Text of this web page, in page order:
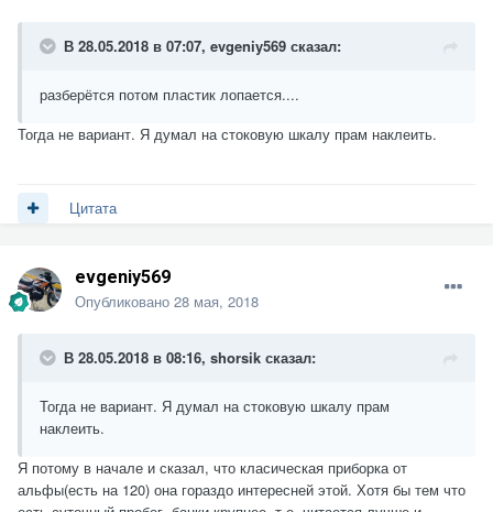
В 28.05.2018 в 07:07, evgeniy569 сказал:
разберётся потом пластик лопается....
Тогда не вариант. Я думал на стоковую шкалу прам наклеить.
Цитата
evgeniy569
Опубликовано 28 мая, 2018
В 28.05.2018 в 08:16, shorsik сказал:
Тогда не вариант. Я думал на стоковую шкалу прам
наклеить.
Я потому в начале и сказал, что класическая приборка от
альфы(есть на 120) она гораздо интересней этой. Хотя бы тем что